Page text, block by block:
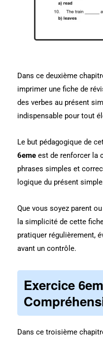
Dans ce deuxième
imprimer une fiche de
des verbes au présent
indispensable pour tout
Le but pédagogique de
6eme est de renforcer la
phrases simples et
logique du présent
Que vous soyez parent
la simplicité de cette
pratiquer régulièrement,
avant un contrôle.
Exercice
Dans ce troisième